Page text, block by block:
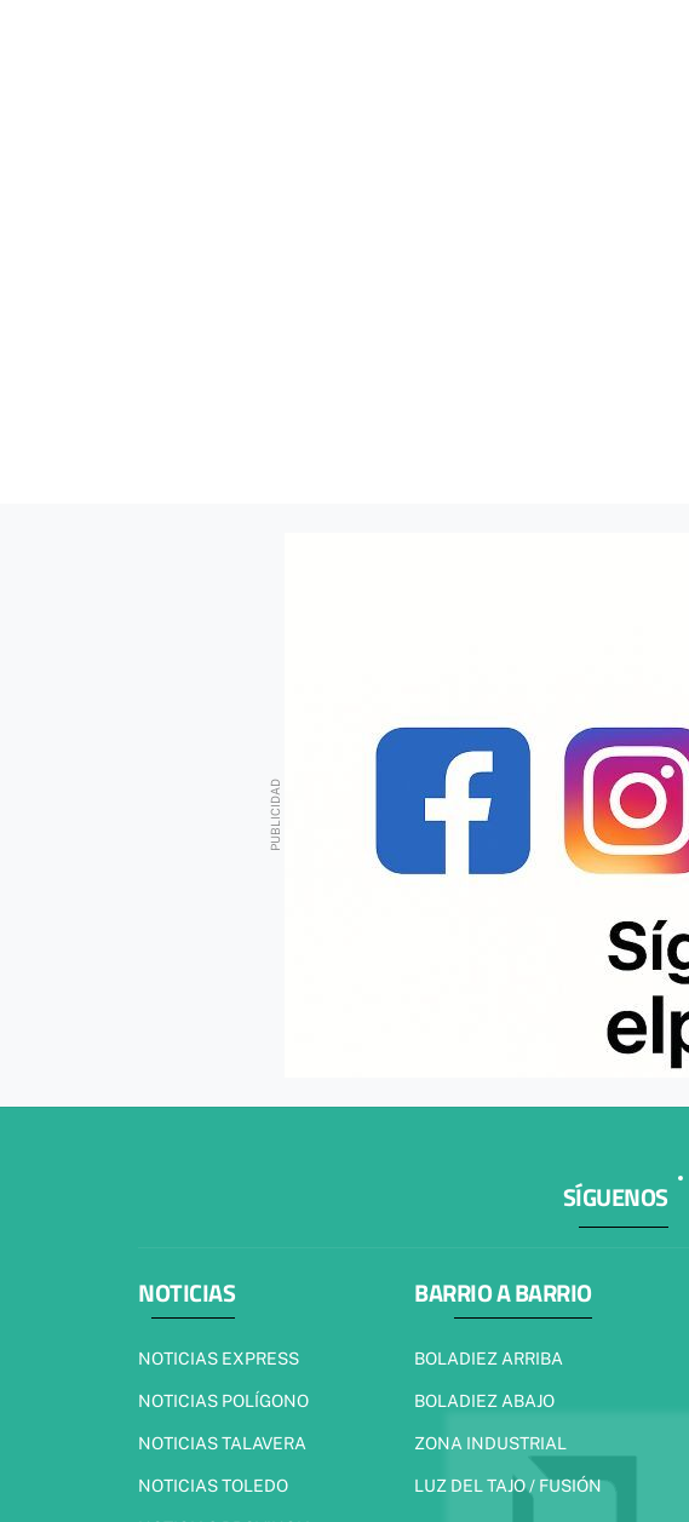
SÍGUENOS
NOTICIAS
NOTICIAS EXPRESS
NOTICIAS POLÍGONO
NOTICIAS TALAVERA
NOTICIAS TOLEDO
BARRIO A BARRIO
BOLADIEZ ARRIBA
BOLADIEZ ABAJO
ZONA INDUSTRIAL
LUZ DEL TAJO / FUSIÓN